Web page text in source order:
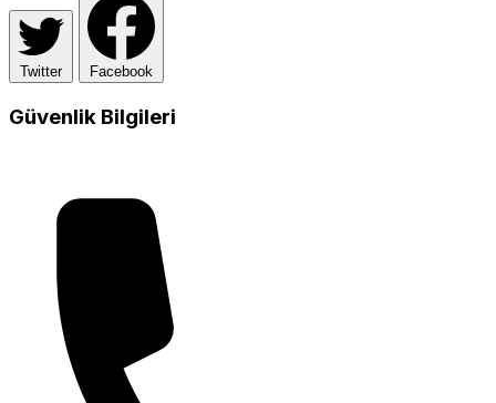
Twitter Facebook
Güvenlik Bilgileri